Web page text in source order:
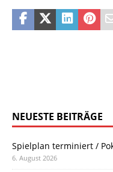
NEUESTE BEITRÄGE
Spielplan terminiert /
6. August 2026